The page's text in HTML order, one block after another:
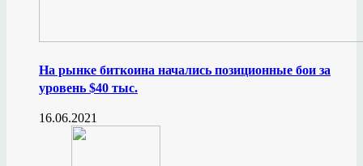
На рынке биткоина начались позиционные бои за
уровень $40 тыс.
16.06.2021